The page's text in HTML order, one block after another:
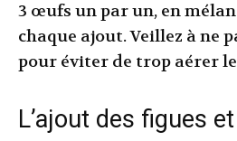
3 œufs un par un, en
chaque ajout. Veillez à ne
pour éviter de trop aérer
L’ajout des figues